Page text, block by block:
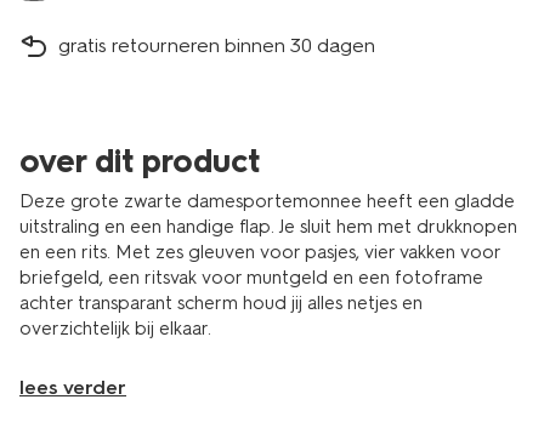
gratis retourneren binnen 30 dagen
over dit product
Deze grote zwarte damesportemonnee heeft een gladde
uitstraling en een handige flap. Je sluit hem met drukknopen
en een rits. Met zes gleuven voor pasjes, vier vakken voor
briefgeld, een ritsvak voor muntgeld en een fotoframe
achter transparant scherm houd jij alles netjes en
overzichtelijk bij elkaar.
lees verder